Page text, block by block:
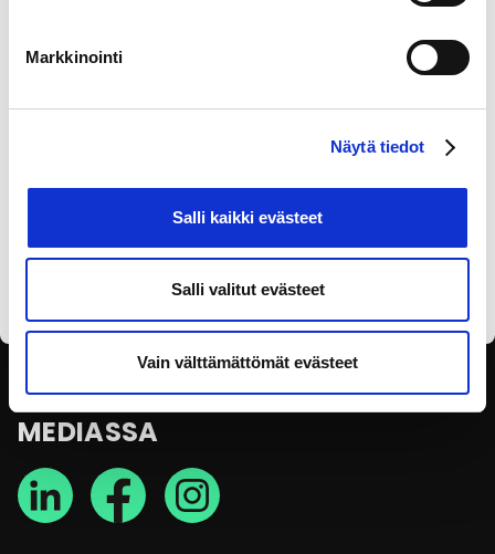
Markkinointi
Näytä tiedot
Salli kaikki evästeet
Salli valitut evästeet
Vain välttämättömät evästeet
Tilaa eOppivan uutiskirje
suostumukseni tietojen käsittelyyn.
SEURAA SOSIAALISESSA
MEDIASSA